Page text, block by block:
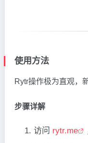
使用方法
Rytr操作极为直观，
步骤详解
访问 rytr.me